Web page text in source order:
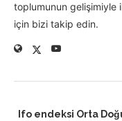
toplumunun gelişimiyle
için bizi takip edin.
Ifo endeksi Orta